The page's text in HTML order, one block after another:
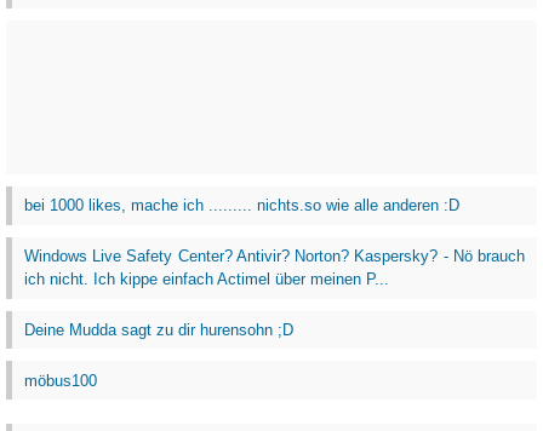
bei 1000 likes, mache ich ......... nichts.so wie alle anderen :D
Windows Live Safety Center? Antivir? Norton? Kaspersky? - Nö brauch
ich nicht. Ich kippe einfach Actimel über meinen P...
Deine Mudda sagt zu dir hurensohn ;D
möbus100